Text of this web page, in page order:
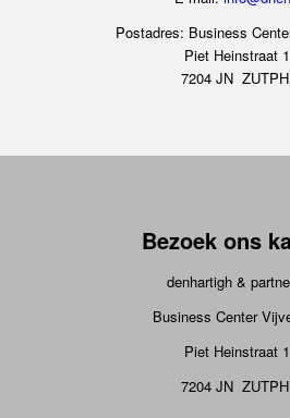
Postadres: Business
Piet Heinstraat
7204 JN
Bezoek ons
denhartigh &
Business Center
Piet Heinstraat
7204 JN